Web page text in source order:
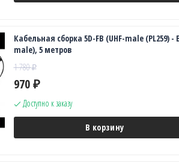
Кабельная сборка 5D-FB (UHF-male (PL259) -
male), 5 метров
1 780₽
970 ₽
Доступно к заказу
В корзину